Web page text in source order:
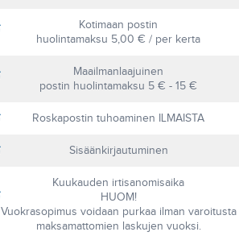
Kotimaan postin
huolintamaksu 5,00 € / per kerta
Maailmanlaajuinen
postin huolintamaksu 5 € - 15 €
Roskapostin tuhoaminen ILMAISTA
Sisäänkirjautuminen
Kuukauden irtisanomisaika
HUOM!
Vuokrasopimus voidaan purkaa ilman varoitusta
maksamattomien laskujen vuoksi.